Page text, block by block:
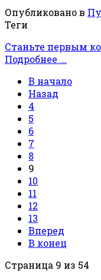
Опубликовано в
Теги
Станьте первым
Подробнее ...
В начало
Назад
4
5
6
7
8
9
10
11
12
13
Вперед
В конец
Страница 9 из 54